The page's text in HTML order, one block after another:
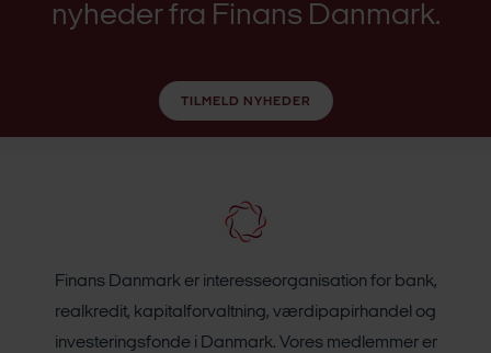
nyheder fra Finans Danmark.
TILMELD NYHEDER
Finans Danmark er interesseorganisation for bank,
realkredit, kapitalforvaltning, værdipapirhandel og
investeringsfonde i Danmark. Vores medlemmer er